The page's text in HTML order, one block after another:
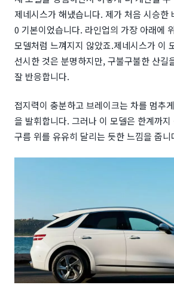
제네시스가 해냈습니다. 제가 처음 시승한
0 기본이었습니다. 라인업의 가장 아래에
모델처럼 느껴지지 않았죠.제네시스가 이
선시한 것은 분명하지만, 구불구불한 산길
잘 반응합니다.
접지력이 충분하고 브레이크는 차를 멈추
을 발휘합니다. 그러나 이 모델은 한계까
구름 위를 유유히 달리는 듯한 느낌을 줍니